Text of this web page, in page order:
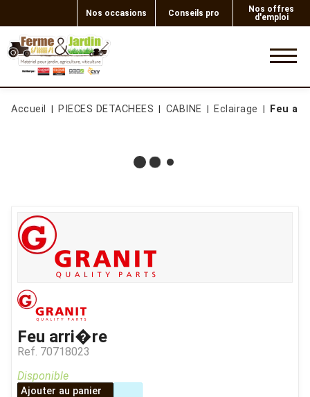
Nos occasions Conseils pro
Nos offres
d'emploi
Accueil PIECES DETACHEES CABINE Eclairage Feu
Feu arri�re
Ref. 70718023
Disponible
Ajouter au panier